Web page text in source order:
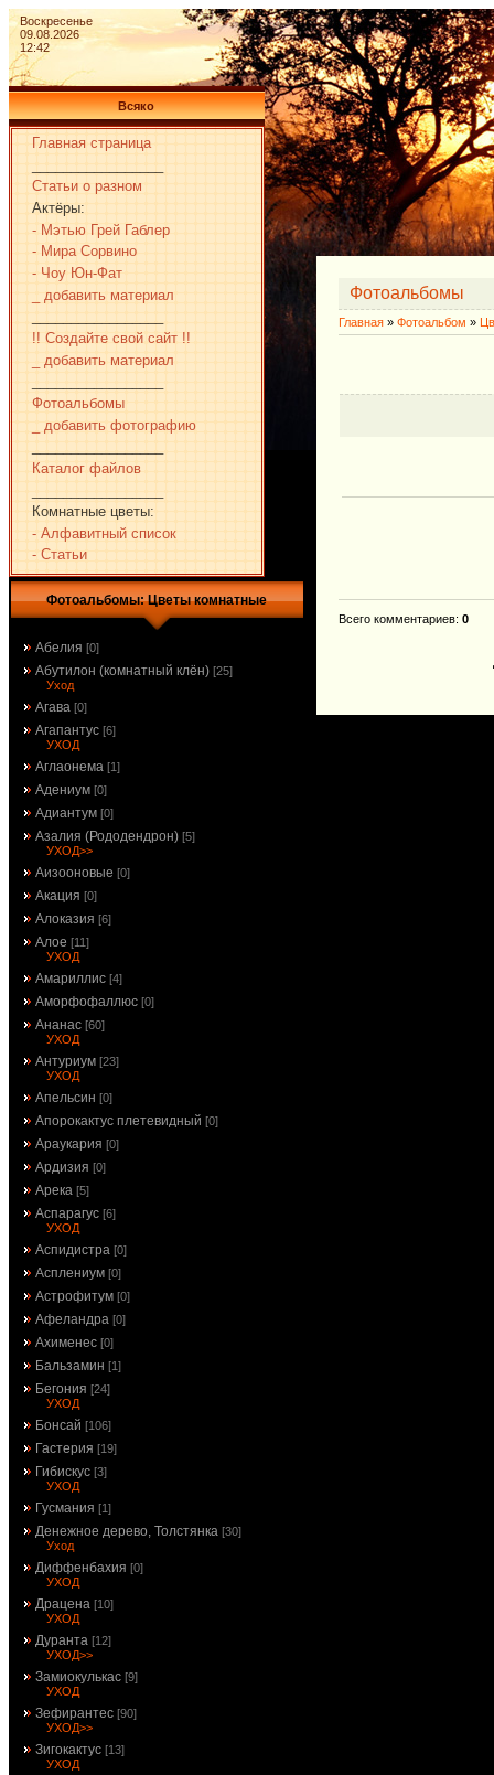
Воскресенье
09.08.2026
12:42
Всяко
Главная страница
Статьи о разном
Актёры:
- Мэтью Грей Габлер
- Мира Сорвино
- Чоу Юн-Фат
_ добавить материал
!! Создайте свой сайт !!
_ добавить материал
Фотоальбомы
_ добавить фотографию
Каталог файлов
Комнатные цветы:
- Алфавитный список
- Статьи
Фотоальбомы: Цветы комнатные
Абелия [0]
Абутилон (комнатный клён) [25]
Уход
Агава [0]
Агапантус [6]
УХОД
Аглаонема [1]
Адениум [0]
Адиантум [0]
Азалия (Рододендрон) [5]
УХОД>>
Аизооновые [0]
Акация [0]
Алоказия [6]
Алое [11]
УХОД
Амариллис [4]
Аморфофаллюс [0]
Ананас [60]
УХОД
Антуриум [23]
УХОД
Апельсин [0]
Апорокактус плетевидный [0]
Араукария [0]
Ардизия [0]
Арека [5]
Аспарагус [6]
УХОД
Аспидистра [0]
Асплениум [0]
Астрофитум [0]
Афеландра [0]
Ахименес [0]
Бальзамин [1]
Бегония [24]
УХОД
Бонсай [106]
Гастерия [19]
Гибискус [3]
УХОД
Гусмания [1]
Денежное дерево, Толстянка [30]
Уход
Диффенбахия [0]
УХОД
Драцена [10]
УХОД
Дуранта [12]
УХОД>>
Замиокулькас [9]
УХОД
Зефирантес [90]
УХОД>>
Зигокактус [13]
УХОД
Фотоальбомы
Главная » Фотоальбом »
Всего комментариев: 0